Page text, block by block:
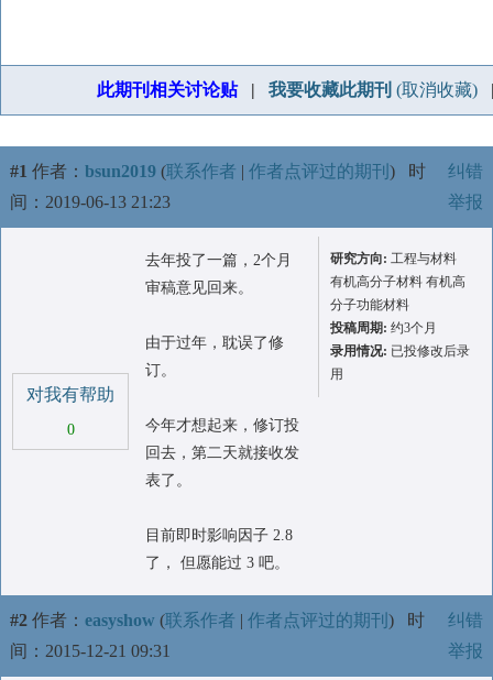
此期刊相关讨论贴| 我要收藏此期刊 (取消收藏)
#1 作者： bsun2019 (联系作者 | 作者点评过的期刊 ) 时
间：2019-06-13 21:23
纠错
举报
对我有帮助
0
去年投了一篇，2个月
审稿意见回来。
由于过年，耽误了修
订。
今年才想起来，修订投
回去，第二天就接收发
表了。
目前即时影响因子 2.8
了， 但愿能过 3 吧。
研究方向: 工程与材料
有机高分子材料 有机高
分子功能材料
投稿周期: 约3个月
录用情况: 已投修改后录
用
#2 作者： easyshow (联系作者 | 作者点评过的期刊 ) 时
间：2015-12-21 09:31
纠错
举报